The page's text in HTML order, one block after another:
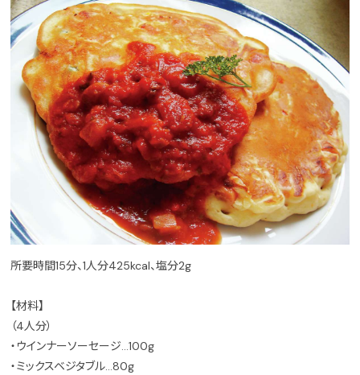
所要時間15分、1人分425kcal、塩分2g
【材料】
（4人分）
・ウインナーソーセージ…100g
・ミックスベジタブル…80g